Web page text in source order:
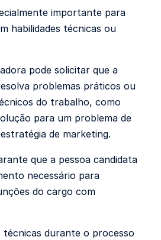
importante para
habilidades técnicas ou
pode solicitar que a
problemas práticos ou
do trabalho, como
para um problema de
de marketing.
que a pessoa candidata
necessário para
do cargo com
técnicas durante o processo